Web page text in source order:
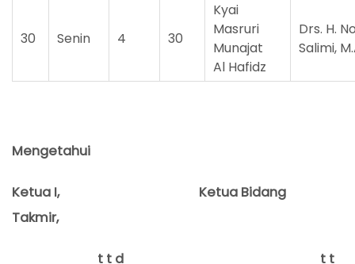
30 Senin 4 30
Kyai
Masruri
Munajat
Al Hafidz
Drs. H.
Salimi,
Mengetahui
Ketua I, Ketua Bidang
Takmir,
t t d t t